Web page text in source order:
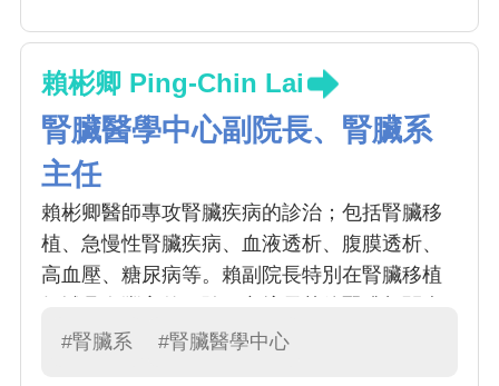
賴彬卿 Ping-Chin Lai
腎臟醫學中心副院長、腎臟系
主任
賴彬卿醫師專攻腎臟疾病的診治；包括腎臟移
植、急慢性腎臟疾病、血液透析、腹膜透析、
高血壓、糖尿病等。賴副院長特別在腎臟移植
病。腎臟疾病通常以血尿、蛋白尿、電解質異
#腎臟系 #腎臟醫學中心